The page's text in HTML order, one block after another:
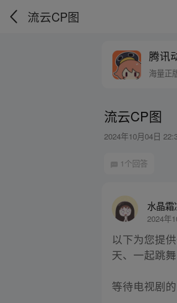
流云CP图
腾讯
海量正
流云CP图
2024年10月04日
1个回答
水晶霜
2024年
以下为您提
天、一起跳
等待电视剧